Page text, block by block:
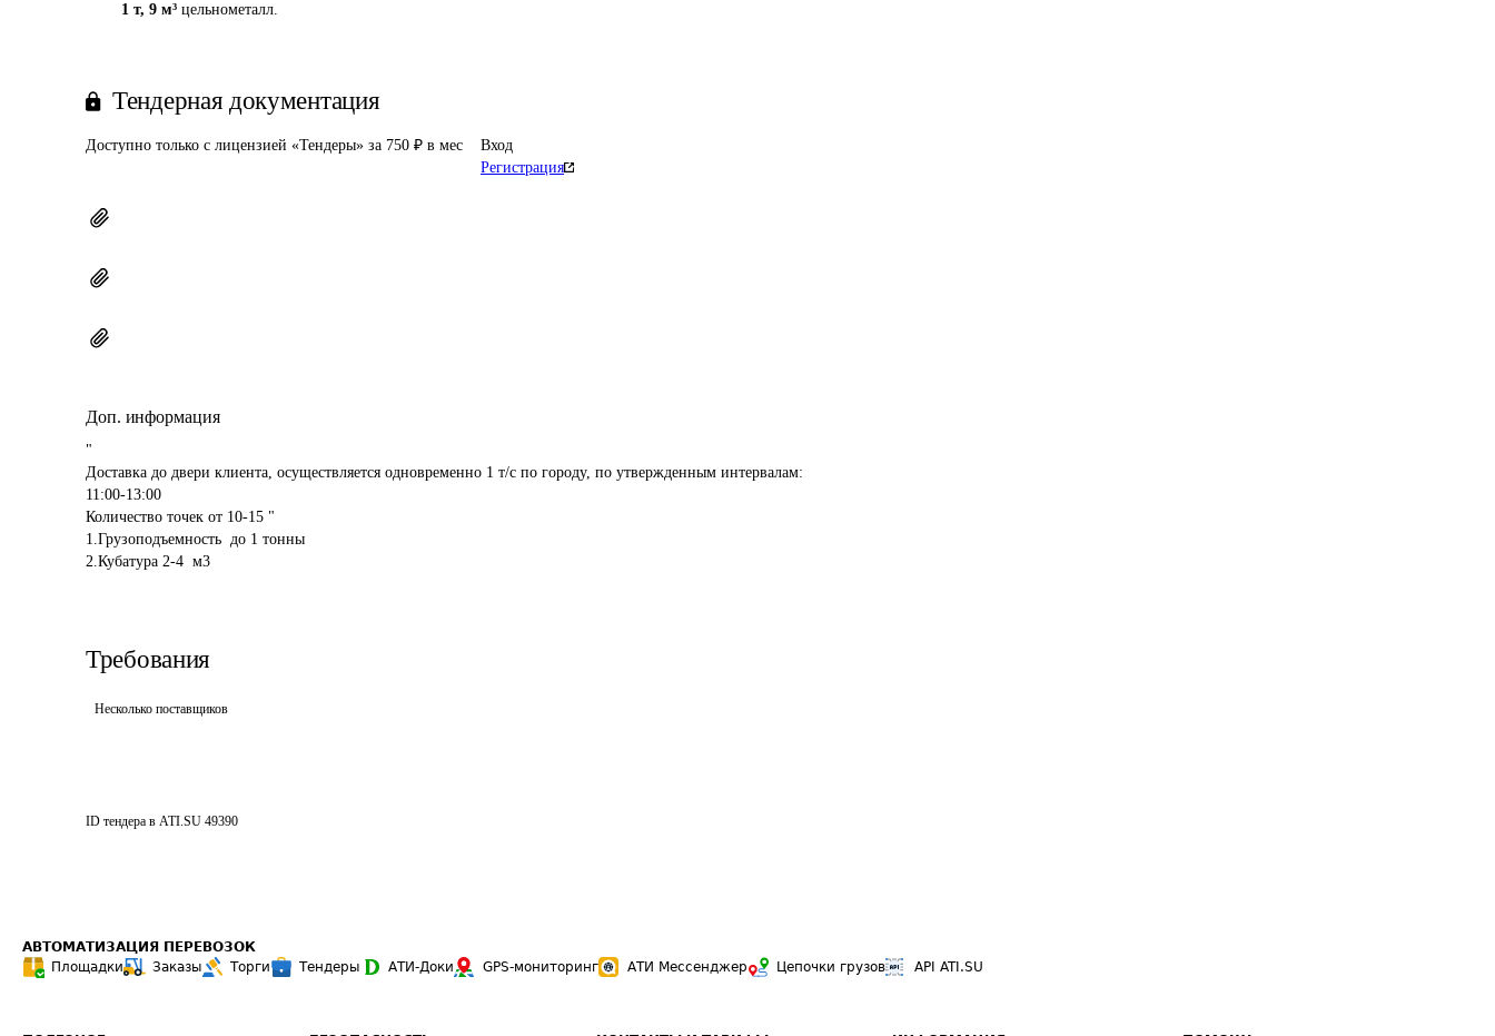
1 т, 9 м³ цельнометалл.
Тендерная документация
Доступно только с лицензией «Тендеры» за 750 ₽ в мес
Вход
Регистрация
Доп. информация
"
Доставка до двери клиента, осуществляется одновременно 1 т/с по городу, по утвержденным интервалам:
11:00-13:00
Количество точек от 10-15 "
1.Грузоподъемность  до 1 тонны
Требования
Несколько поставщиков
ID тендера в ATI.SU 49390
АВТОМАТИЗАЦИЯ ПЕРЕВОЗОК
Площадки
Заказы Торги Тендеры АТИ-Доки GPS-мониторинг АТИ Мессенджер Цепочки грузов API ATI.SU